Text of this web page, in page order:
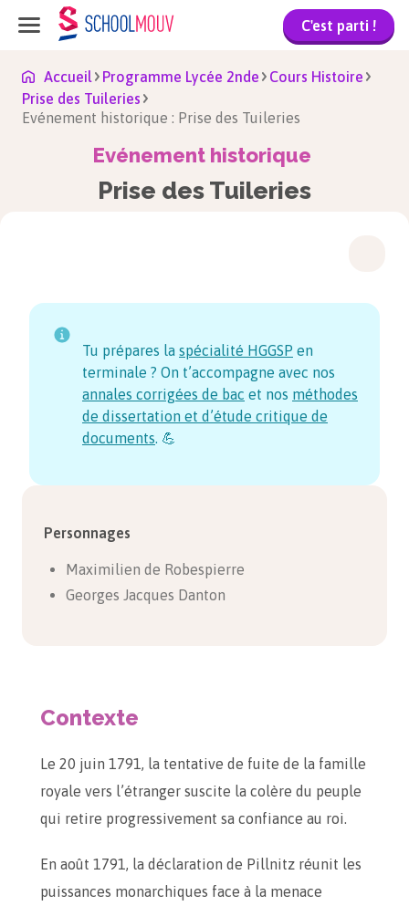
C'est parti !
Accueil Programme Lycée 2nde
Cours Histoire
Prise des Tuileries
Evénement historique : Prise des Tuileries
Evénement historique
Prise des Tuileries
Tu prépares la spécialité HGGSP en
terminale ? On t’accompagne avec nos
annales corrigées de bac et nos méthodes
de dissertation et d’étude critique de
documents. 💪
Personnages
Maximilien de Robespierre
Georges Jacques Danton
Contexte
Le 20 juin 1791, la tentative de fuite de la famille
royale vers l’étranger suscite la colère du peuple
qui retire progressivement sa confiance au roi.
En août 1791, la déclaration de Pillnitz réunit les
puissances monarchiques face à la menace